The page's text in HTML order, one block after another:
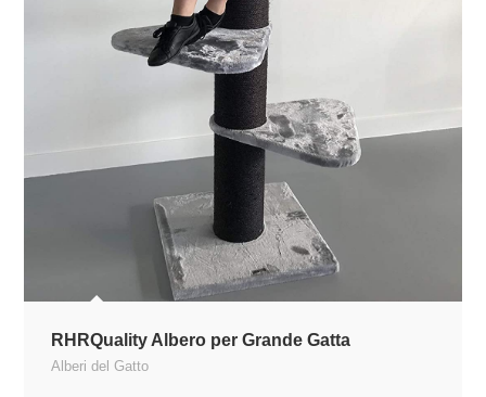
RHRQuality Albero per Grande Gatta
Alberi del Gatto